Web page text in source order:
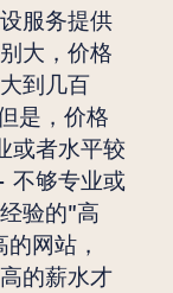
服务提供
大，价格
到几百
是，价格
或者水平较
不够专业或
验的"高
网站，
的薪水才